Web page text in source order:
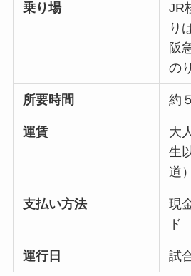
乗り場
JR
り
阪
の
所要時間 約
運賃
大
生
道）
支払い方法
現
ド
運行日 試